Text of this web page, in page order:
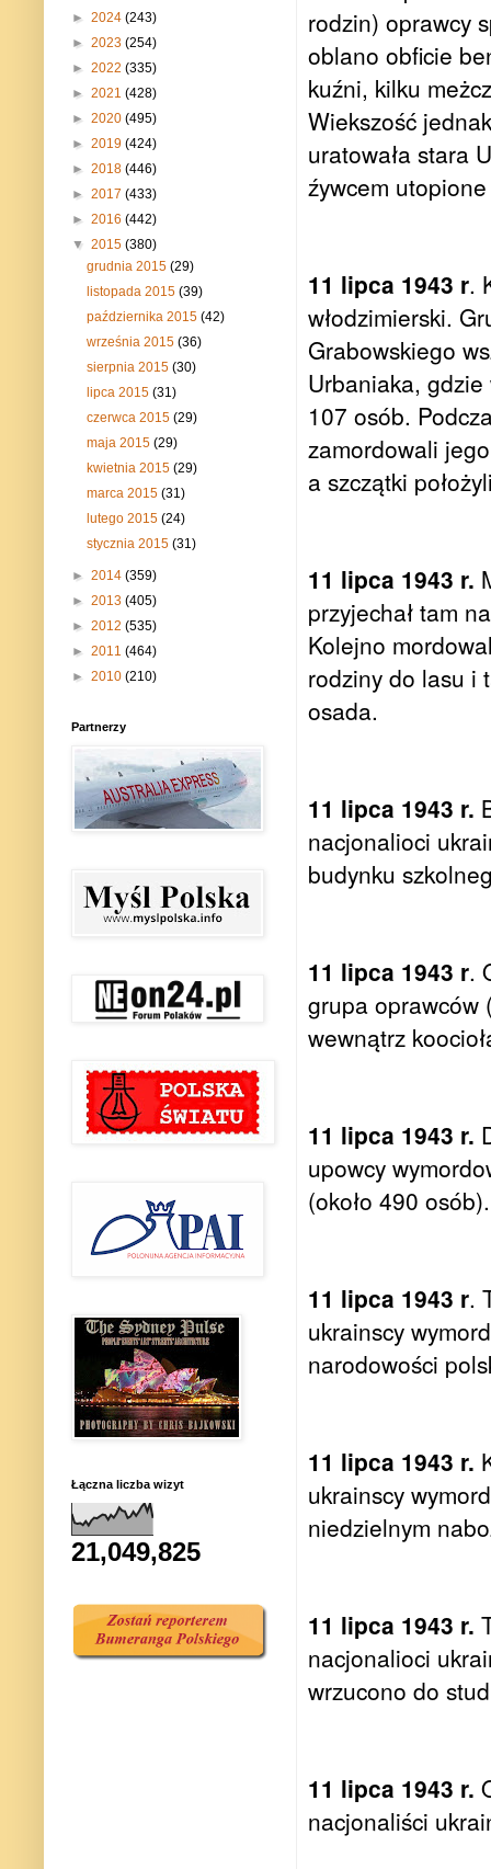
rodzin) oprawcy
oblano obficie
kuźni, kilku
Wiekszość
uratowała stara
źywcem
11 lipca 1943 r.
włodzimierski.
Grabowskiego
Urbaniaka, gdzie
107 osób.
zamordowali
a szczątki
11 lipca 1943 r.
przyjechał tam
Kolejno
rodziny do lasu i
osada.
11 lipca 1943 r.
nacjonalioci
budynku
11 lipca 1943 r.
grupa oprawców
wewnątrz
11 lipca 1943 r.
upowcy
(około 490
11 lipca 1943 r.
ukrainscy
narodowości
11 lipca 1943 r.
ukrainscy
niedzielnym
11 lipca 1943 r.
nacjonalioci
wrzucono do
11 lipca 1943 r.
nacjonaliści
► 2024 (243)
► 2023 (254)
► 2022 (335)
► 2021 (428)
► 2020 (495)
► 2019 (424)
► 2018 (446)
► 2017 (433)
► 2016 (442)
▼ 2015 (380)
grudnia 2015(29)
listopada 2015(39)
października 2015(42)
września 2015(36)
sierpnia 2015(30)
lipca 2015(31)
czerwca 2015(29)
maja 2015(29)
kwietnia 2015(29)
marca 2015(31)
lutego 2015(24)
stycznia 2015(31)
► 2014 (359)
► 2013 (405)
► 2012 (535)
► 2011 (464)
► 2010 (210)
Partnerzy
Łączna liczba wizyt
21,049,825